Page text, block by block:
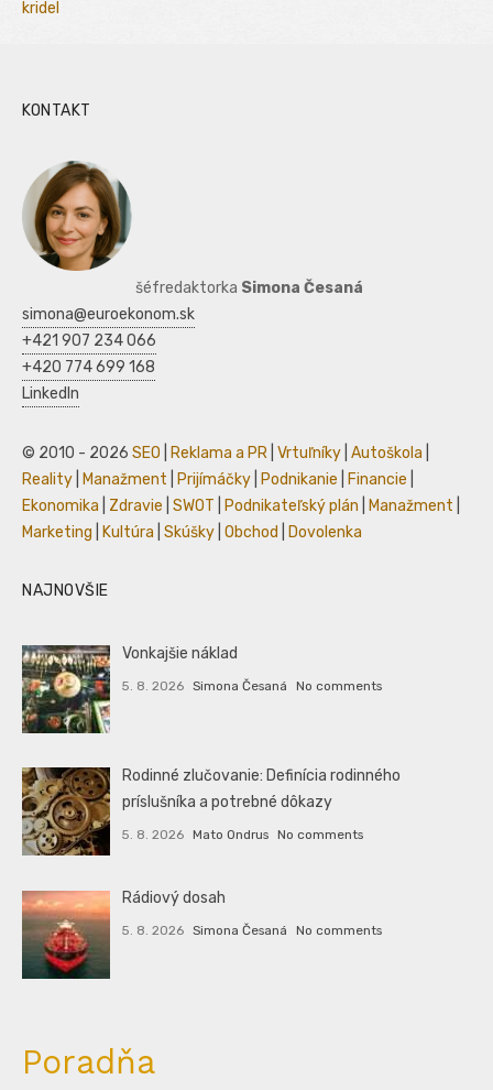
kridel
KONTAKT
šéfredaktorka Simona Česaná
simona@euroekonom.sk
+421 907 234 066
+420 774 699 168
LinkedIn
© 2010 - 2026 SEO Reklama a PR Vrtuľníky Autoškola
Reality
Manažment Prijímáčky Podnikanie Financie
Ekonomika
Zdravie SWOT Podnikateľský plán Manažment
Marketing
Kultúra Skúšky Obchod Dovolenka
NAJNOVŠIE
Vonkajšie náklad
5. 8. 2026 Simona Česaná No comments
Rodinné zlučovanie: Definícia rodinného
príslušníka a potrebné dôkazy
5. 8. 2026 Mato Ondrus No comments
Rádiový dosah
5. 8. 2026 Simona Česaná No comments
Poradňa